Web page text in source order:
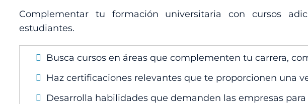
Complementar tu formación universitaria con cursos
estudiantes.
Busca cursos en áreas que complementen tu carrera,
Haz certificaciones relevantes que te proporcionen una
Desarrolla habilidades que demanden las empresas